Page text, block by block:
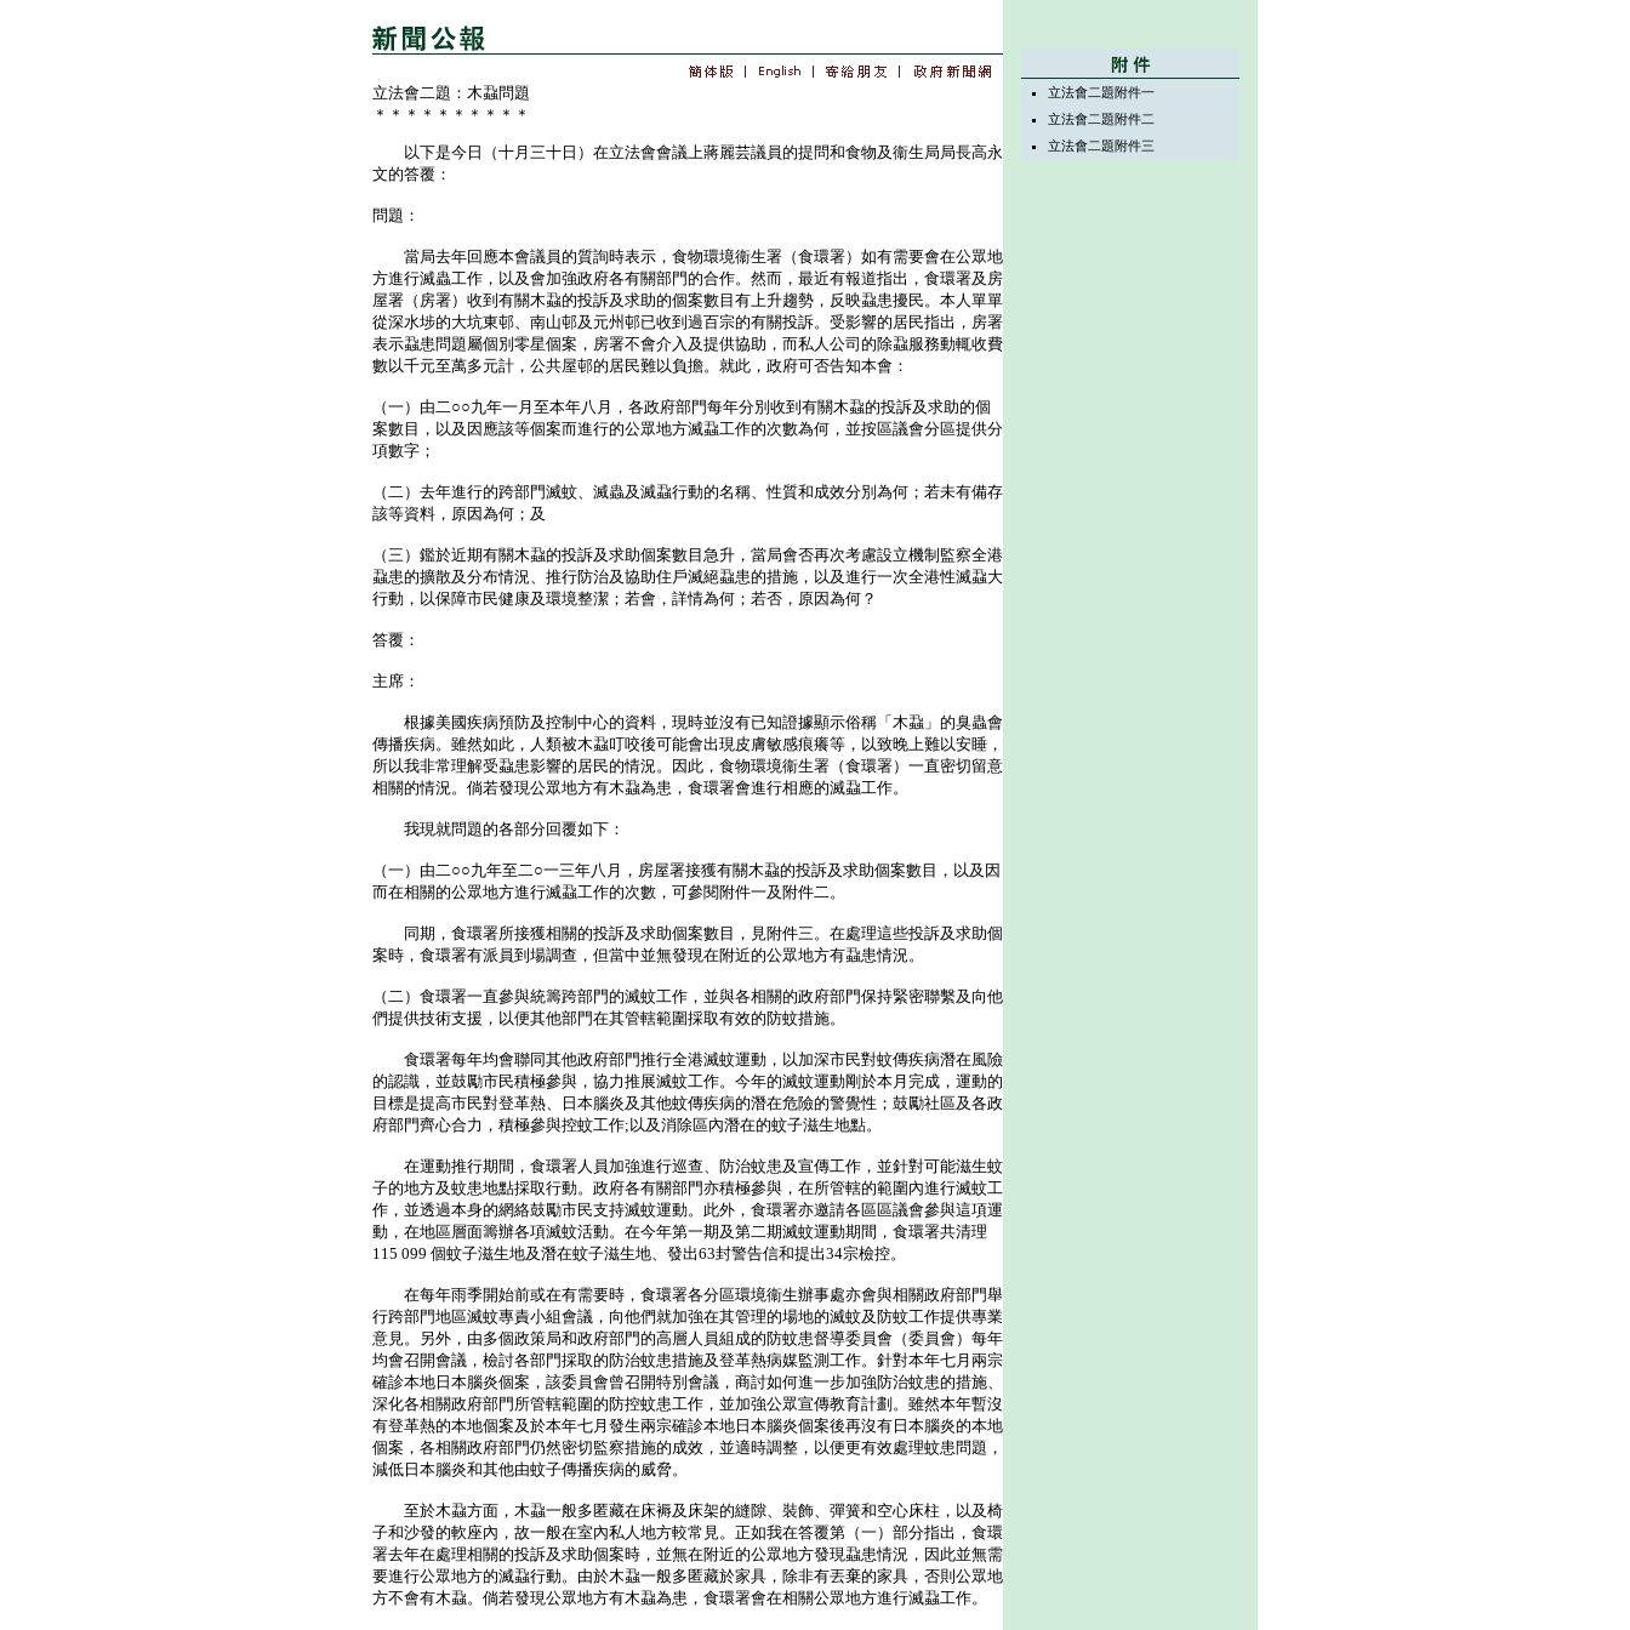
立法會二題：木蝨問題
＊＊＊＊＊＊＊＊＊＊
以下是今日（十月三十日）在立法會會議上蔣麗芸議員的提問和食物及衞生局局長高永
文的答覆：
問題：
當局去年回應本會議員的質詢時表示，食物環境衞生署（食環署）如有需要會在公眾地
方進行滅蟲工作，以及會加強政府各有關部門的合作。然而，最近有報道指出，食環署及房
屋署（房署）收到有關木蝨的投訴及求助的個案數目有上升趨勢，反映蝨患擾民。本人單單
從深水埗的大坑東邨、南山邨及元州邨已收到過百宗的有關投訴。受影響的居民指出，房署
表示蝨患問題屬個別零星個案，房署不會介入及提供協助，而私人公司的除蝨服務動輒收費
數以千元至萬多元計，公共屋邨的居民難以負擔。就此，政府可否告知本會：
（一）由二○○九年一月至本年八月，各政府部門每年分別收到有關木蝨的投訴及求助的個
案數目，以及因應該等個案而進行的公眾地方滅蝨工作的次數為何，並按區議會分區提供分
項數字；
（二）去年進行的跨部門滅蚊、滅蟲及滅蝨行動的名稱、性質和成效分別為何；若未有備存
該等資料，原因為何；及
（三）鑑於近期有關木蝨的投訴及求助個案數目急升，當局會否再次考慮設立機制監察全港
蝨患的擴散及分布情況、推行防治及協助住戶滅絕蝨患的措施，以及進行一次全港性滅蝨大
行動，以保障市民健康及環境整潔；若會，詳情為何；若否，原因為何？
答覆：
主席：
根據美國疾病預防及控制中心的資料，現時並沒有已知證據顯示俗稱「木蝨」的臭蟲會
傳播疾病。雖然如此，人類被木蝨叮咬後可能會出現皮膚敏感痕癢等，以致晚上難以安睡，
所以我非常理解受蝨患影響的居民的情況。因此，食物環境衞生署（食環署）一直密切留意
相關的情況。倘若發現公眾地方有木蝨為患，食環署會進行相應的滅蝨工作。
我現就問題的各部分回覆如下：
（一）由二○○九年至二○一三年八月，房屋署接獲有關木蝨的投訴及求助個案數目，以及因
而在相關的公眾地方進行滅蝨工作的次數，可參閱附件一及附件二。
同期，食環署所接獲相關的投訴及求助個案數目，見附件三。在處理這些投訴及求助個
案時，食環署有派員到場調查，但當中並無發現在附近的公眾地方有蝨患情況。
（二）食環署一直參與統籌跨部門的滅蚊工作，並與各相關的政府部門保持緊密聯繫及向他
們提供技術支援，以便其他部門在其管轄範圍採取有效的防蚊措施。
食環署每年均會聯同其他政府部門推行全港滅蚊運動，以加深市民對蚊傳疾病潛在風險
的認識，並鼓勵市民積極參與，協力推展滅蚊工作。今年的滅蚊運動剛於本月完成，運動的
目標是提高市民對登革熱、日本腦炎及其他蚊傳疾病的潛在危險的警覺性；鼓勵社區及各政
府部門齊心合力，積極參與控蚊工作;以及消除區內潛在的蚊子滋生地點。
在運動推行期間，食環署人員加強進行巡查、防治蚊患及宣傳工作，並針對可能滋生蚊
子的地方及蚊患地點採取行動。政府各有關部門亦積極參與，在所管轄的範圍內進行滅蚊工
作，並透過本身的網絡鼓勵市民支持滅蚊運動。此外，食環署亦邀請各區區議會參與這項運
動，在地區層面籌辦各項滅蚊活動。在今年第一期及第二期滅蚊運動期間，食環署共清理
115 099 個蚊子滋生地及潛在蚊子滋生地、發出63封警告信和提出34宗檢控。
在每年雨季開始前或在有需要時，食環署各分區環境衞生辦事處亦會與相關政府部門舉
行跨部門地區滅蚊專責小組會議，向他們就加強在其管理的場地的滅蚊及防蚊工作提供專業
意見。另外，由多個政策局和政府部門的高層人員組成的防蚊患督導委員會（委員會）每年
均會召開會議，檢討各部門採取的防治蚊患措施及登革熱病媒監測工作。針對本年七月兩宗
確診本地日本腦炎個案，該委員會曾召開特別會議，商討如何進一步加強防治蚊患的措施、
深化各相關政府部門所管轄範圍的防控蚊患工作，並加強公眾宣傳教育計劃。雖然本年暫沒
有登革熱的本地個案及於本年七月發生兩宗確診本地日本腦炎個案後再沒有日本腦炎的本地
個案，各相關政府部門仍然密切監察措施的成效，並適時調整，以便更有效處理蚊患問題，
減低日本腦炎和其他由蚊子傳播疾病的威脅。
至於木蝨方面，木蝨一般多匿藏在床褥及床架的縫隙、裝飾、彈簧和空心床柱，以及椅
子和沙發的軟座內，故一般在室內私人地方較常見。正如我在答覆第（一）部分指出，食環
署去年在處理相關的投訴及求助個案時，並無在附近的公眾地方發現蝨患情況，因此並無需
要進行公眾地方的滅蝨行動。由於木蝨一般多匿藏於家具，除非有丟棄的家具，否則公眾地
方不會有木蝨。倘若發現公眾地方有木蝨為患，食環署會在相關公眾地方進行滅蝨工作。
立法會二題附件一
立法會二題附件二
立法會二題附件三